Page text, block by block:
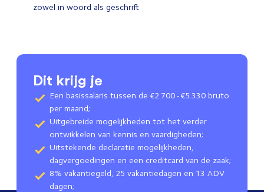
zowel in woord als geschrift
Dit krijg je
Een basissalaris tussen de €2.700 - €5.330 bruto
per maand;
Uitgebreide mogelijkheden tot het verder
ontwikkelen van kennis en vaardigheden;
Uitstekende declaratie mogelijkheden,
dagvergoedingen en een creditcard van de zaak;
8% vakantiegeld, 25 vakantiedagen en 13 ADV
dagen;